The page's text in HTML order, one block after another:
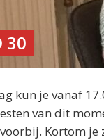
30
kun je vanaf
van dit
Kortom